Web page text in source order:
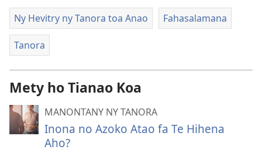
Ny Hevitry ny Tanora toa Anao Fahasalamana
Tanora
Mety ho Tianao Koa
MANONTANY NY TANORA
Inona no Azoko Atao fa Te Hihena
Aho?